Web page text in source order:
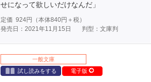
せになって欲しいだけなんだ」
定価 924円（本体840円＋税）
発売日：2021年11月15日
判型：文庫判
一般文庫
試し読みをする
電子版